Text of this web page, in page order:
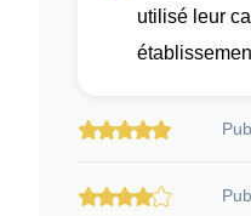
utilisé leur